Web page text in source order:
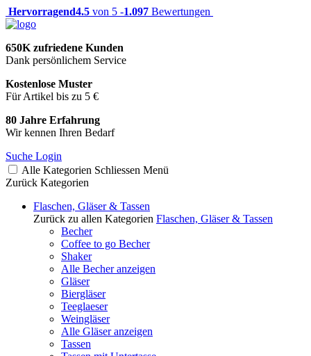
Hervorragend4.5 von 5 -1.097 Bewertungen
650K zufriedene Kunden
Dank persönlichem Service
Kostenlose Muster
Für Artikel bis zu 5 €
80 Jahre Erfahrung
Wir kennen Ihren Bedarf
Suche Login
Alle Kategorien Schliessen Menü
Zurück Kategorien
Flaschen, Gläser & Tassen
Zurück zu allen Kategorien Flaschen, Gläser & Tassen
Becher
Coffee to go Becher
Shaker
Alle Becher anzeigen
Gläser
Biergläser
Teeglaeser
Weingläser
Alle Gläser anzeigen
Tassen